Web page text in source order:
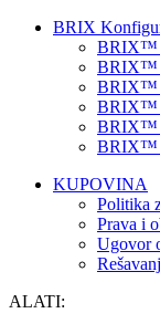
BRIX
BRIX™
BRIX™
BRIX™
BRIX™
BRIX™
BRIX™
KUPOVINA
Politika
Prava i
Ugovor
ALATI: